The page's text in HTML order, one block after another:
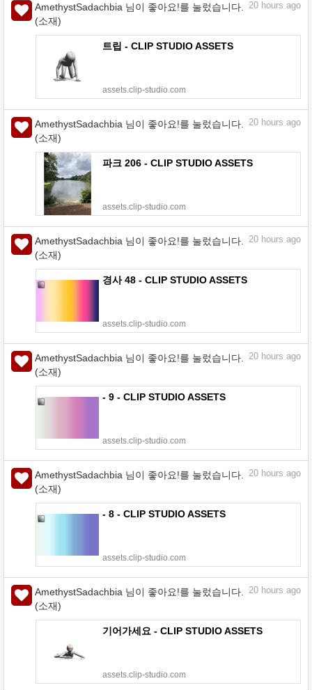
AmethystSadachbia 님이 좋아요!를 눌렀습니다.
(소재)
20 hours ago
트립 - CLIP STUDIO ASSETS
assets.clip-studio.com
AmethystSadachbia 님이 좋아요!를 눌렀습니다.
(소재)
20 hours ago
파크 206 - CLIP STUDIO ASSETS
assets.clip-studio.com
AmethystSadachbia 님이 좋아요!를 눌렀습니다.
(소재)
20 hours ago
경사 48 - CLIP STUDIO ASSETS
assets.clip-studio.com
AmethystSadachbia 님이 좋아요!를 눌렀습니다.
(소재)
20 hours ago
- 9 - CLIP STUDIO ASSETS
assets.clip-studio.com
AmethystSadachbia 님이 좋아요!를 눌렀습니다.
(소재)
20 hours ago
- 8 - CLIP STUDIO ASSETS
assets.clip-studio.com
AmethystSadachbia 님이 좋아요!를 눌렀습니다.
(소재)
20 hours ago
기어가세요 - CLIP STUDIO ASSETS
assets.clip-studio.com